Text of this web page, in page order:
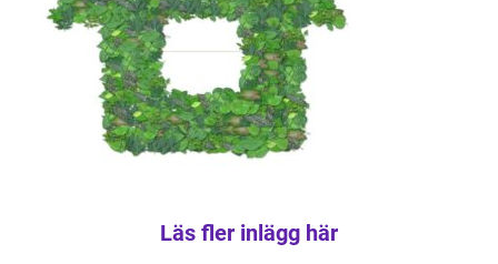
Läs fler inlägg här